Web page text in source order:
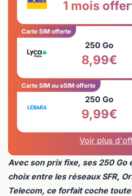
1 mois
Carte SIM offerte
250 Go
8,99€
Carte SIM ou eSIM offerte
250 Go
9,99€
Voir plus
Avec son prix fixe, ses 250 Go
choix entre les réseaux SFR,
Telecom, ce forfait coche